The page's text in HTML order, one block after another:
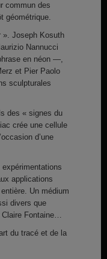
commun des
géométrique.
». Joseph Kosuth
Nannucci
en néon —,
et Pier Paolo
sculpturales
des « signes du
crée une cellule
d’une
applications
Un médium
divers que
Claire Fontaine…
du tracé et de la